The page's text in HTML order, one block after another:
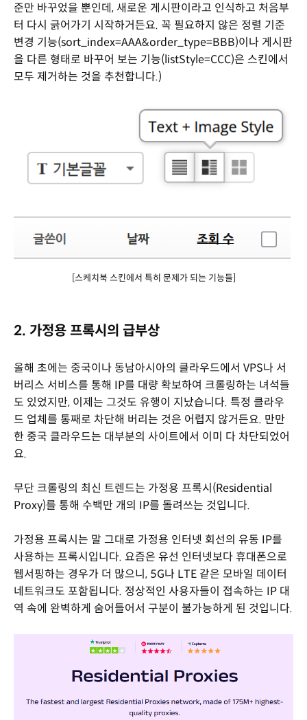
준만 바꾸었을 뿐인데, 새로운 게시판이라고 인식하고 처음부
터 다시 긁어가기 시작하거든요. 꼭 필요하지 않은 정렬 기준
변경 기능(sort_index=AAA&order_type=BBB)이나 게시판
을 다른 형태로 바꾸어 보는 기능(listStyle=CCC)은 스킨에서
모두 제거하는 것을 추천합니다.)
[스케치북 스킨에서 특히 문제가 되는 기능들]
2. 가정용 프록시의 급부상
올해 초에는 중국이나 동남아시아의 클라우드에서 VPS나 서
버리스 서비스를 통해 IP를 대량 확보하여 크롤링하는 녀석들
도 있었지만, 이제는 그것도 유행이 지났습니다. 특정 클라우
드 업체를 통째로 차단해 버리는 것은 어렵지 않거든요. 만만
한 중국 클라우드는 대부분의 사이트에서 이미 다 차단되었어
요.
무단 크롤링의 최신 트렌드는 가정용 프록시(Residential
Proxy)를 통해 수백만 개의 IP를 돌려쓰는 것입니다.
가정용 프록시는 말 그대로 가정용 인터넷 회선의 유동 IP를
사용하는 프록시입니다. 요즘은 유선 인터넷보다 휴대폰으로
웹서핑하는 경우가 더 많으니, 5G나 LTE 같은 모바일 데이터
네트워크도 포함됩니다. 정상적인 사용자들이 접속하는 IP 대
역 속에 완벽하게 숨어들어서 구분이 불가능하게 된 것입니다.